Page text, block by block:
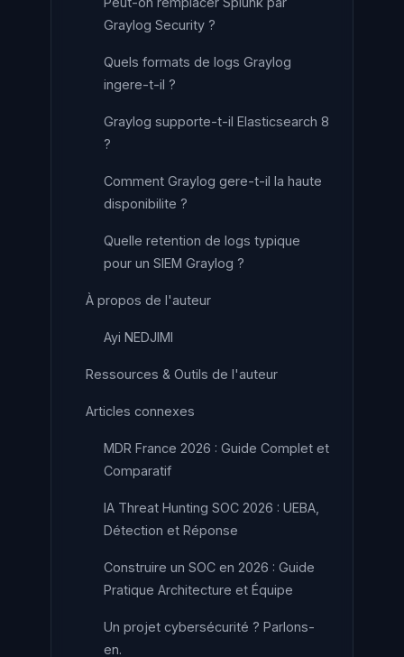
Graylog Security ?
Quels formats de logs Graylog
ingere-t-il ?
Graylog supporte-t-il Elasticsearch 8
?
Comment Graylog gere-t-il la haute
disponibilite ?
Quelle retention de logs typique
pour un SIEM Graylog ?
À propos de l'auteur
Ayi NEDJIMI
Ressources & Outils de l'auteur
Articles connexes
MDR France 2026 : Guide Complet et
Comparatif
IA Threat Hunting SOC 2026 : UEBA,
Détection et Réponse
Construire un SOC en 2026 : Guide
Pratique Architecture et Équipe
Un projet cybersécurité ? Parlons-
en.